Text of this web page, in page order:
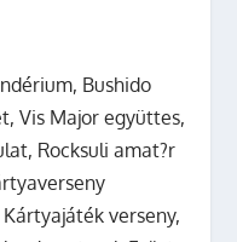
Bushido
Vis Major együttes,
Rocksuli amat?r
verseny,